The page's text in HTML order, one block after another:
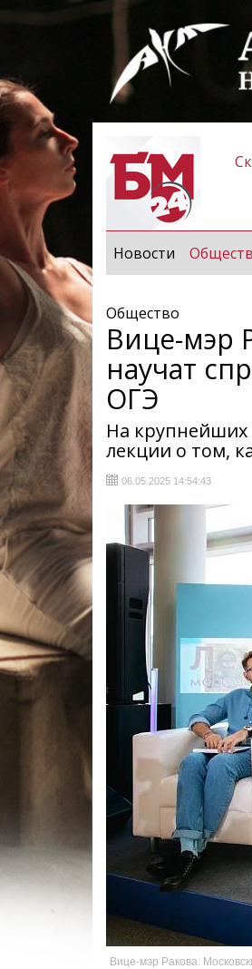
Новости
Общество
Вице-мэр
научат
ОГЭ
На крупнейших
лекции о том,
06.05.2025 14:54:43
Вице-мэр Ракова: